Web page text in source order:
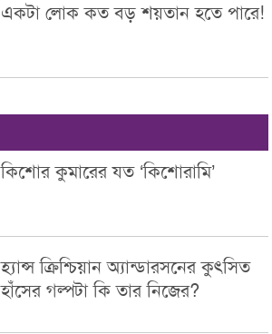
একটা লোক কত বড় শয়তান হতে পারে!
কিশোর কুমারের যত ‘কিশোরামি’
হ্যান্স ক্রিশ্চিয়ান অ্যান্ডারসনের কুৎসিত
হাঁসের গল্পটা কি তার নিজের?